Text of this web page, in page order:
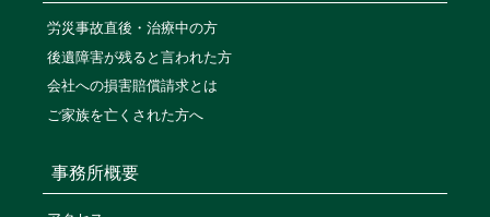
労災事故直後・治療中の方
後遺障害が残ると言われた方
会社への損害賠償請求とは
ご家族を亡くされた方へ
事務所概要